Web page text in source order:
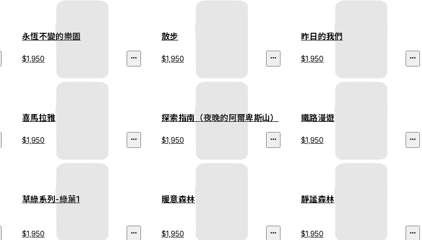
永恆不變的樂園
$1,950
散步
$1,950
昨日的我們
$1,950
喜馬拉雅
$1,950
探索指南（夜晚的阿爾卑斯山）
$1,950
鐵路漫遊
$1,950
草綠系列-綠葉1
$1,950
暖意森林
$1,950
靜謐森林
$1,950